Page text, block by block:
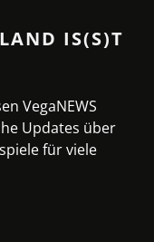
IS(S)T
VegaNEWS
Updates über
für viele